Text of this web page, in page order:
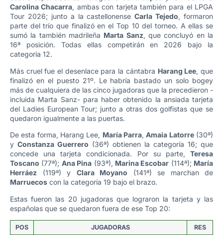
Carolina Chacarra, ambas con tarjeta también para el LPGA
Tour 2026; junto a la castellonenseCarla Tejedo, formaron
parte del trío que finalizó en el Top 10 del torneo. A ellas se
sumó la también madrileña Marta Sanz, que concluyó en la
16ª posición. Todas ellas competirán en 2026 bajo la
categoría 12.
Más cruel fue el desenlace para la cántabra Harang Lee, que
finalizó en el puesto 21º. Le habría bastado un solo bogey
más de cualquiera de las cinco jugadoras que la precedieron -
incluida Marta Sanz- para haber obtenido la ansiada tarjeta
del Ladies European Tour; junto a otras dos golfistas que se
quedaron igualmente a las puertas.
De esta forma, Harang Lee, María Parra,Amaia Latorre(30ª)
y Constanza Guerrero (36ª) obtienen la categoría 16; que
concede una tarjeta condicionada. Por su parte, Teresa
Toscano (77ª); Ana Pina (93ª), Marina Escobar (114ª); María
Herráez (119ª) y Clara Moyano (141ª) se marchan de
Marruecos con la categoría 19 bajo el brazo.
Estas fueron las 20 jugadoras que lograron la tarjeta y las
españolas que se quedaron fuera de ese Top 20:
POS JUGADORAS
RES